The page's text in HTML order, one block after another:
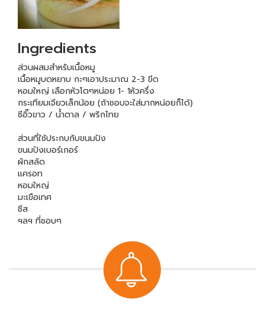
Ingredients
ส่วนผสมสำหรับเนื้อหมู
เนื้อหมูบดหยาบ กะๆเอาประมาณ 2-3 ขีด
หอมใหญ่ เลือกหัวโตๆหน่อย 1- 1หัวครึ่ง
กระเทียมเจียวเล็กน้อย (ถ้าชอบจะใส่มากหน่อยก็ได้)
ซีอิ๊วขาว / น้ำตาล / พริกไทย
ส่วนที่ใช้ประกบกับขนมปัง
ขนมปังเบอร์เกอร์
ผักสลัด
แครอท
หอมใหญ่
มะเขือเทศ
ชีส
ฯลฯ ที่ชอบๆ